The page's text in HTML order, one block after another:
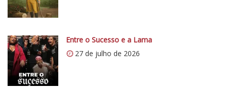
/
0
.
w
p
.
Entre o Sucesso e a Lama
27 de julho de 2026